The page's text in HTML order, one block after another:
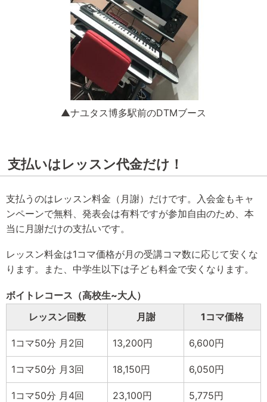
▲ナユタス博多駅前のDTMブース
支払いはレッスン代金だけ！
支払うのはレッスン料金（月謝）だけです。入会金もキャ
ンペーンで無料、発表会は有料ですが参加自由のため、本
当に月謝だけの支払いです。
レッスン料金は1コマ価格が月の受講コマ数に応じて安くな
ります。また、中学生以下は子ども料金で安くなります。
ボイトレコース（高校生~大人）
レッスン回数
月謝 1コマ価格
1コマ50分 月2回 13,200円 6,600円
1コマ50分 月3回 18,150円 6,050円
1コマ50分 月4回 23,100円 5,775円